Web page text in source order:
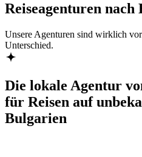
Reiseagenturen nach
Unsere Agenturen sind wirklich
Unterschied.
Die lokale Agentur
für Reisen auf
Bulgarien